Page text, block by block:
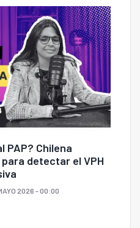
PAP? Chilena
detectar el VPH
2026 - 00:00